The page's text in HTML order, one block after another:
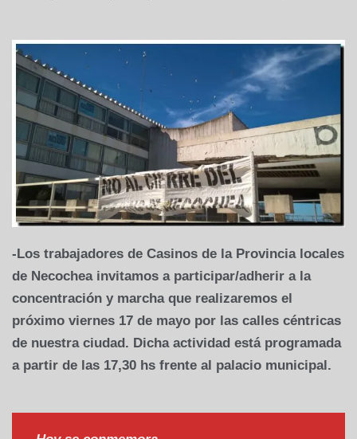
-Los trabajadores de Casinos de la Provincia locales
de Necochea invitamos a participar/adherir a la
concentración y marcha que realizaremos el
próximo viernes 17 de mayo por las calles céntricas
de nuestra ciudad. Dicha actividad está programada
a partir de las 17,30 hs frente al palacio municipal.